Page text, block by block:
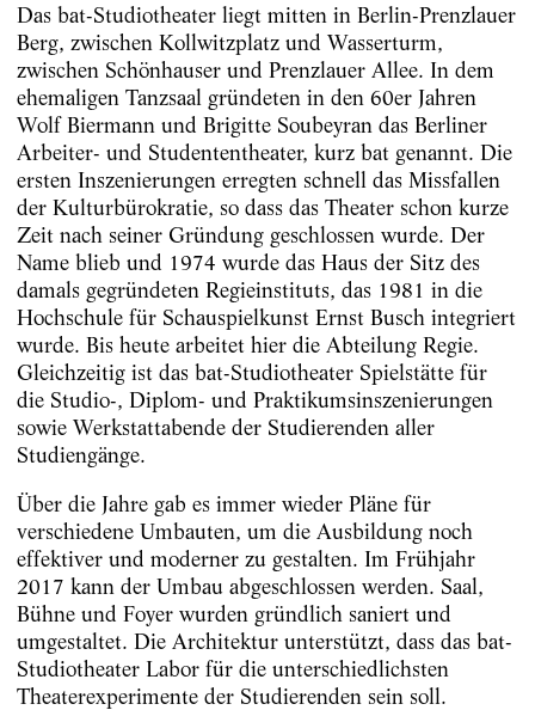
Das bat-Studiotheater liegt mitten in Berlin-Prenzlauer
Berg, zwischen Kollwitzplatz und Wasserturm,
zwischen Schönhauser und Prenzlauer Allee. In dem
ehemaligen Tanzsaal gründeten in den 60er Jahren
Wolf Biermann und Brigitte Soubeyran das Berliner
Arbeiter- und Studententheater, kurz bat genannt. Die
ersten Inszenierungen erregten schnell das Missfallen
der Kulturbürokratie, so dass das Theater schon kurze
Zeit nach seiner Gründung geschlossen wurde. Der
Name blieb und 1974 wurde das Haus der Sitz des
damals gegründeten Regieinstituts, das 1981 in die
Hochschule für Schauspielkunst Ernst Busch integriert
wurde. Bis heute arbeitet hier die Abteilung Regie.
Gleichzeitig ist das bat-Studiotheater Spielstätte für
die Studio-, Diplom- und Praktikumsinszenierungen
sowie Werkstattabende der Studierenden aller
Studiengänge.
Über die Jahre gab es immer wieder Pläne für
verschiedene Umbauten, um die Ausbildung noch
effektiver und moderner zu gestalten. Im Frühjahr
2017 kann der Umbau abgeschlossen werden. Saal,
Bühne und Foyer wurden gründlich saniert und
umgestaltet. Die Architektur unterstützt, dass das bat-
Studiotheater Labor für die unterschiedlichsten
Theaterexperimente der Studierenden sein soll.